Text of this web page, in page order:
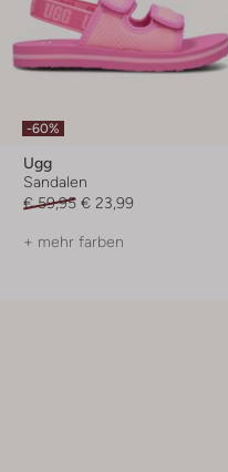
-60%
Ugg
Sandalen
€ 59,95 € 23,99
+ mehr farben